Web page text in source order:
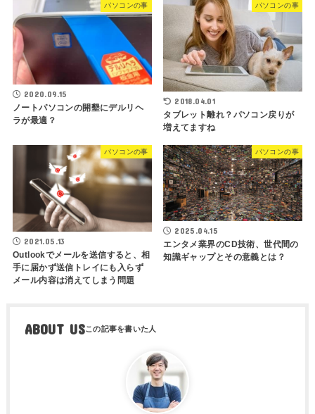
パソコンの事
2020.09.15
ノートパソコンの開墾にデルリヘ
ラが最適？
パソコンの事
2018.04.01
タブレット離れ？パソコン戻りが
増えてますね
パソコンの事
2021.05.13
Outlookでメールを送信すると、相
手に届かず送信トレイにも入らず
メール内容は消えてしまう問題
パソコンの事
2025.04.15
エンタメ業界のCD技術、世代間の
知識ギャップとその意義とは？
ABOUT US